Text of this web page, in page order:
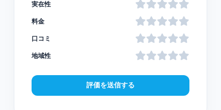
実在性
料金
口コミ
地域性
評価を送信する